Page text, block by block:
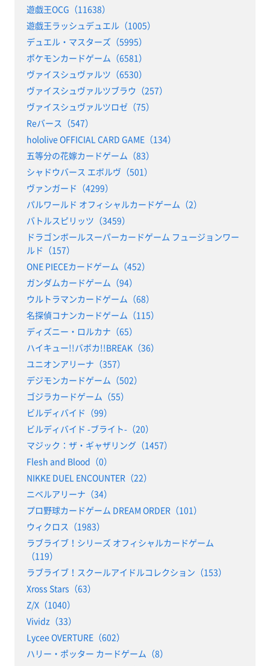
遊戯王OCG（11638）
遊戯王ラッシュデュエル（1005）
デュエル・マスターズ（5995）
ポケモンカードゲーム（6581）
ヴァイスシュヴァルツ（6530）
ヴァイスシュヴァルツブラウ（257）
ヴァイスシュヴァルツロゼ（75）
Reバース（547）
hololive OFFICIAL CARD GAME（134）
五等分の花嫁カードゲーム（83）
シャドウバース エボルヴ（501）
ヴァンガード（4299）
パルワールド オフィシャルカードゲーム（2）
バトルスピリッツ（3459）
ドラゴンボールスーパーカードゲーム フュージョンワー
ルド（157）
ONE PIECEカードゲーム（452）
ガンダムカードゲーム（94）
ウルトラマンカードゲーム（68）
名探偵コナンカードゲーム（115）
ディズニー・ロルカナ（65）
ハイキュー!!バボカ!!BREAK（36）
ユニオンアリーナ（357）
デジモンカードゲーム（502）
ゴジラカードゲーム（55）
ビルディバイド（99）
ビルディバイド -ブライト-（20）
マジック：ザ・ギャザリング（1457）
Flesh and Blood（0）
NIKKE DUEL ENCOUNTER（22）
ニベルアリーナ（34）
プロ野球カードゲーム DREAM ORDER（101）
ウィクロス（1983）
ラブライブ！シリーズ オフィシャルカードゲーム
（119）
ラブライブ！スクールアイドルコレクション（153）
Xross Stars（63）
Z/X（1040）
Vividz（33）
Lycee OVERTURE（602）
ハリー・ポッター カードゲーム（8）